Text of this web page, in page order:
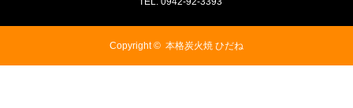
Copyright © 本格炭火焼 ひだね